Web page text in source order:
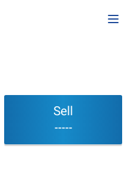
Sell
-----